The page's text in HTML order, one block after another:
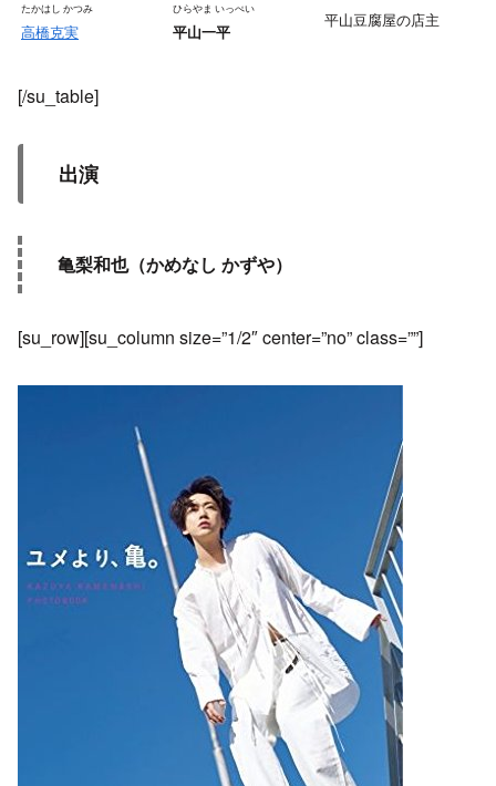
たかはし かつみ
高橋克実
ひらやま いっぺい
平山一平
平山豆腐屋の店主
[/su_table]
出演
亀梨和也（かめなし かずや）
[su_row][su_column size=”1/2″ center=”no” class=””]